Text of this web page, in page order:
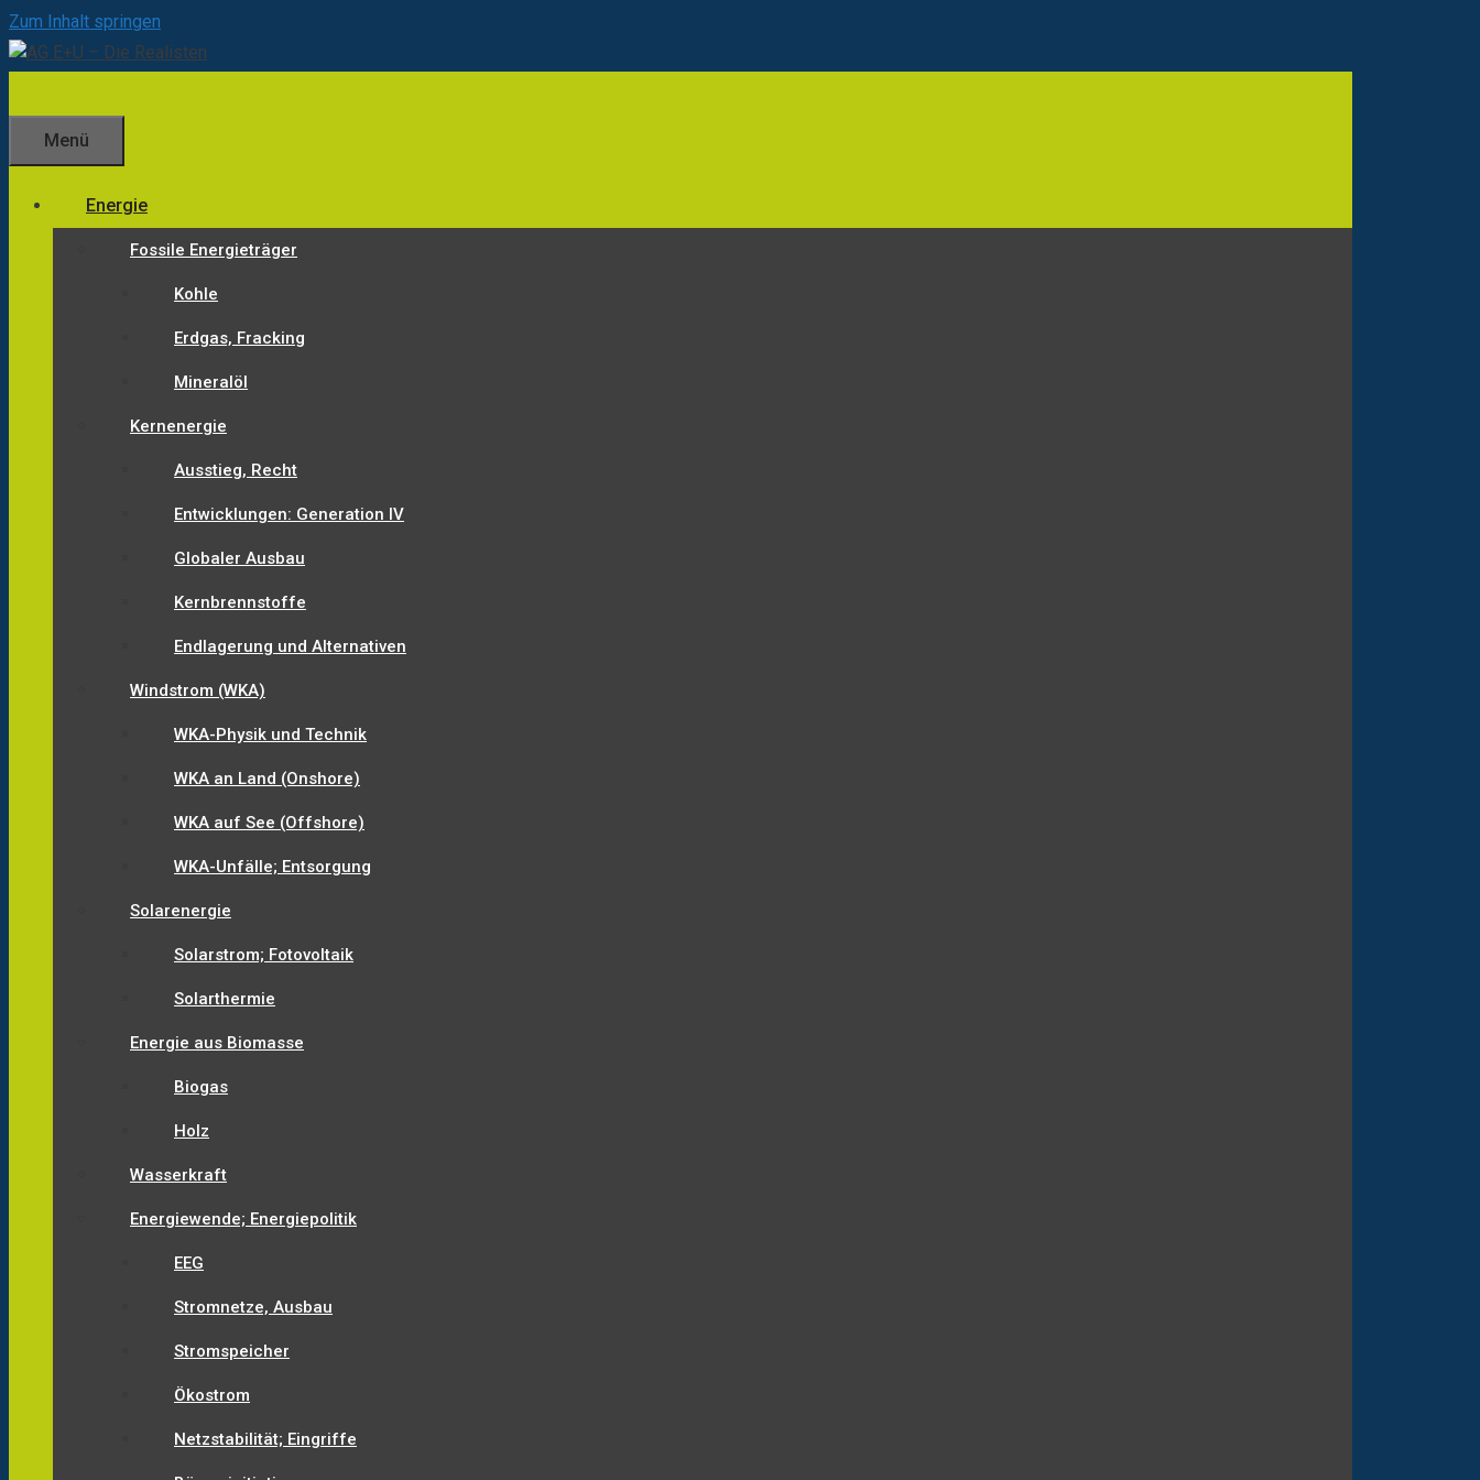
Zum Inhalt springen
Menü
Energie
Fossile Energieträger
Kohle
Erdgas, Fracking
Mineralöl
Kernenergie
Ausstieg, Recht
Entwicklungen: Generation IV
Globaler Ausbau
Kernbrennstoffe
Endlagerung und Alternativen
Windstrom (WKA)
WKA-Physik und Technik
WKA an Land (Onshore)
WKA auf See (Offshore)
WKA-Unfälle; Entsorgung
Solarenergie
Solarstrom; Fotovoltaik
Solarthermie
Energie aus Biomasse
Biogas
Holz
Wasserkraft
Energiewende; Energiepolitik
EEG
Stromnetze, Ausbau
Stromspeicher
Ökostrom
Netzstabilität; Eingriffe